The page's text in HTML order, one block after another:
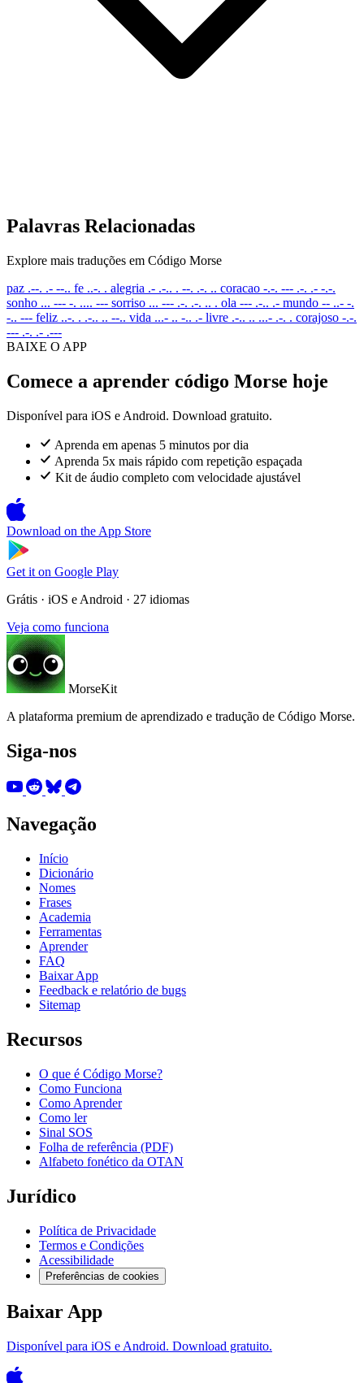
Palavras Relacionadas
Explore mais traduções em Código Morse
paz .--. .- --.. fe ..-. . alegria .- .-.. . --. .-. .. coracao -.-. --- .-. .- -.-.
sonho ... --- -. .... --- sorriso ... --- .-. .-. .. . ola --- .-.. .- mundo -- ..- -.
-.. --- feliz ..-. . .-.. .. --.. vida ...- .. -.. .- livre .-.. .. ...- .-. . corajoso -.-.
--- .-. .- .---
BAIXE O APP
Comece a aprender código Morse hoje
Disponível para iOS e Android. Download gratuito.
Aprenda em apenas 5 minutos por dia
Aprenda 5x mais rápido com repetição espaçada
Kit de áudio completo com velocidade ajustável
Download on the App Store
Get it on Google Play
Grátis · iOS e Android · 27 idiomas
Veja como funciona
MorseKit
A plataforma premium de aprendizado e tradução de Código Morse.
Siga-nos
Navegação
Início
Dicionário
Nomes
Frases
Academia
Ferramentas
Aprender
FAQ
Baixar App
Feedback e relatório de bugs
Sitemap
Recursos
O que é Código Morse?
Como Funciona
Como Aprender
Como ler
Sinal SOS
Folha de referência (PDF)
Alfabeto fonético da OTAN
Jurídico
Política de Privacidade
Termos e Condições
Acessibilidade
Preferências de cookies
Baixar App
Disponível para iOS e Android. Download gratuito.